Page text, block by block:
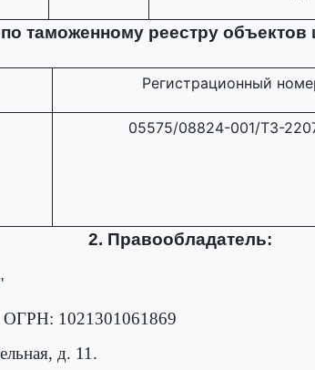
таможенному реестру объектов
Регистрационный
05575/08824-001/ТЗ-
2. Правообладатель:
1021301061869
д. 11.